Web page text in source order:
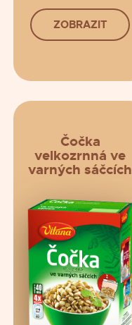
ZOBRAZIT
Čočka
velkozrnná ve
varných sáčcích